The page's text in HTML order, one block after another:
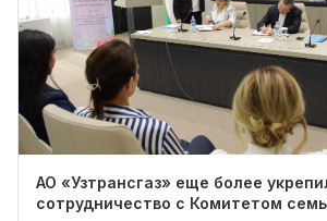
АО «Узтрансгаз» еще более
сотрудничество с Комитетом